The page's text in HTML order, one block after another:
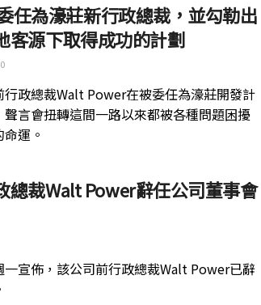
任為濠莊新行政總裁，並勾勒出
客源下取得成功的計劃
行政總裁Walt Power在被委任為濠莊開發計
言會扭轉這間一路以來都被各種問題困擾
運。
總裁Walt Power辭任公司董事會
一宣佈，該公司前行政總裁Walt Power已辭